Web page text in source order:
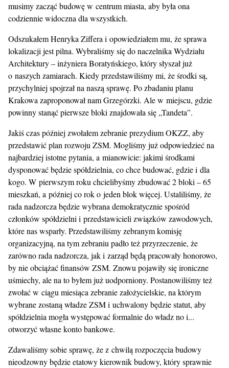
musimy zacząć budowę w centrum miasta, aby była ona
codziennie widoczna dla wszystkich.
Odszukałem Henryka Ziffera i opowiedziałem mu, że sprawa
lokalizacji jest pilna. Wybraliśmy się do naczelnika Wydziału
Architektury – inżyniera Boratyńskiego, który słyszał już
o naszych zamiarach. Kiedy przedstawiliśmy mi, że środki są,
przychylniej spojrzał na naszą sprawę. Po zbadaniu planu
Krakowa zaproponował nam Grzegórzki. Ale w miejscu, gdzie
powinny stanąć pierwsze bloki znajdowała się „Tandeta”.
Jakiś czas później zwołałem zebranie prezydium OKZZ, aby
przedstawić plan rozwoju ZSM. Mogliśmy już odpowiedzieć na
najbardziej istotne pytania, a mianowicie: jakimi środkami
dysponować będzie spółdzielnia, co chce budować, gdzie i dla
kogo. W pierwszym roku chcielibyśmy zbudować 2 bloki – 65
mieszkań, a później co rok o jeden blok więcej. Ustaliliśmy, że
rada nadzorcza będzie wybrana demokratycznie spośród
członków spółdzielni i przedstawicieli związków zawodowych,
które nas wsparły. Przedstawiliśmy zebranym komisję
organizacyjną, na tym zebraniu padło też przyrzeczenie, że
zarówno rada nadzorcza, jak i zarząd będą pracowały honorowo,
by nie obciążać finansów ZSM. Znowu pojawiły się ironiczne
uśmiechy, ale na to byłem już uodporniony. Postanowiliśmy też
zwołać w ciągu miesiąca zebranie założycielskie, na którym
wybrane zostaną władze ZSM i uchwalony będzie statut, aby
spółdzielnia mogła występować formalnie do władz no i...
otworzyć własne konto bankowe.
Zdawaliśmy sobie sprawę, że z chwilą rozpoczęcia budowy
nieodzowny będzie etatowy kierownik budowy, który sprawnie